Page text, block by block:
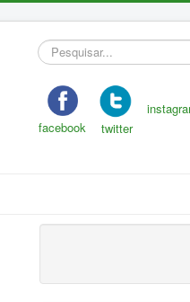
Pesquisar...
facebook twitter